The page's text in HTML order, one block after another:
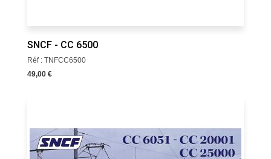
SNCF - CC 6500
Réf : TNFCC6500
49,00 €